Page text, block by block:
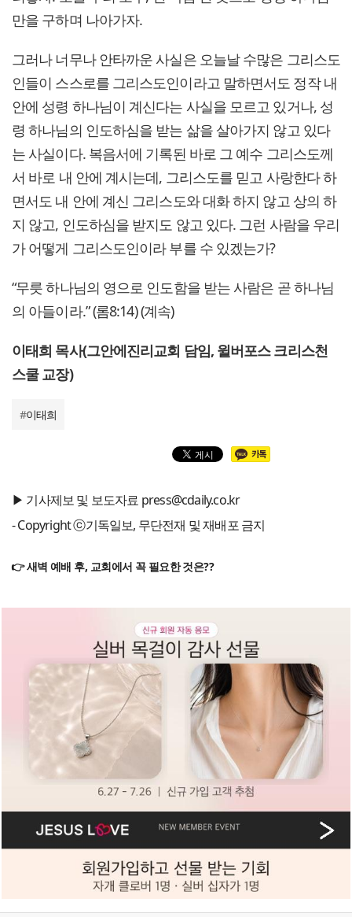
만을 구하며 나아가자.
그러나 너무나 안타까운 사실은 오늘날 수많은 그리스도
인들이 스스로를 그리스도인이라고 말하면서도 정작 내
안에 성령 하나님이 계신다는 사실을 모르고 있거나, 성
령 하나님의 인도하심을 받는 삶을 살아가지 않고 있다
는 사실이다. 복음서에 기록된 바로 그 예수 그리스도께
서 바로 내 안에 계시는데, 그리스도를 믿고 사랑한다 하
면서도 내 안에 계신 그리스도와 대화 하지 않고 상의 하
지 않고, 인도하심을 받지도 않고 있다. 그런 사람을 우리
가 어떻게 그리스도인이라 부를 수 있겠는가?
“무릇 하나님의 영으로 인도함을 받는 사람은 곧 하나님
의 아들이라.” (롬8:14) (계속)
이태희 목사(그안에진리교회 담임, 윌버포스 크리스천
스쿨 교장)
#이태희
▶ 기사제보 및 보도자료 press@cdaily.co.kr
- Copyright ⓒ기독일보, 무단전재 및 재배포 금지
👉 새벽 예배 후, 교회에서 꼭 필요한 것은??